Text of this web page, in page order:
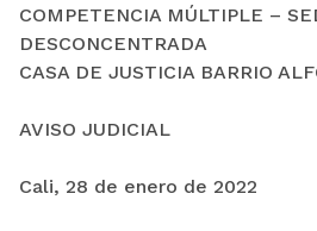
COMPETENCIA MÚLTIPLE –
DESCONCENTRADA
CASA DE JUSTICIA BARRIO
AVISO JUDICIAL
Cali, 28 de enero de 2022